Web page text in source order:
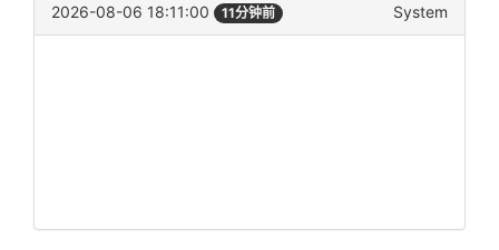
2026-08-06 18:11:00 11分钟前 System